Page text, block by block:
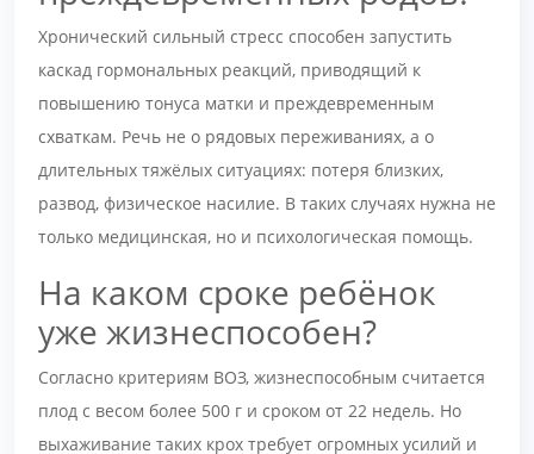
Хронический сильный стресс способен запустить
каскад гормональных реакций, приводящий к
повышению тонуса матки и преждевременным
схваткам. Речь не о рядовых переживаниях, а о
длительных тяжёлых ситуациях: потеря близких,
развод, физическое насилие. В таких случаях нужна не
только медицинская, но и психологическая помощь.
На каком сроке ребёнок
уже жизнеспособен?
Согласно критериям ВОЗ, жизнеспособным считается
плод с весом более 500 г и сроком от 22 недель. Но
выхаживание таких крох требует огромных усилий и